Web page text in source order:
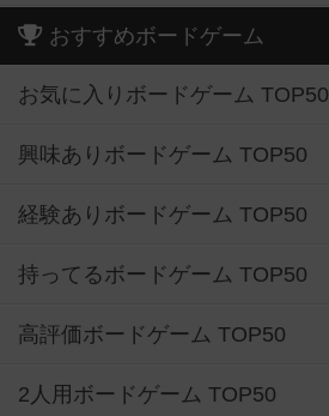
おすすめボードゲーム
お気に入りボードゲーム TOP50
興味ありボードゲーム TOP50
経験ありボードゲーム TOP50
持ってるボードゲーム TOP50
高評価ボードゲーム TOP50
2人用ボードゲーム TOP50